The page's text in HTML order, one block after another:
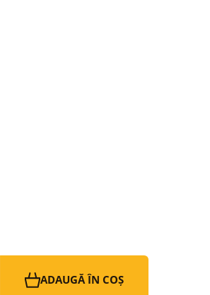
ADAUGĂ ÎN COȘ